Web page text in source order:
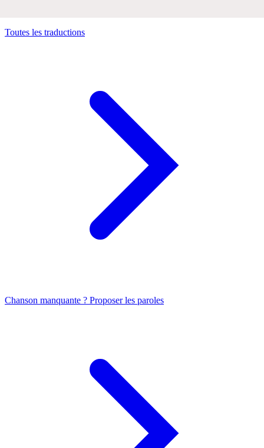
Toutes les traductions
Chanson manquante ? Proposer les paroles